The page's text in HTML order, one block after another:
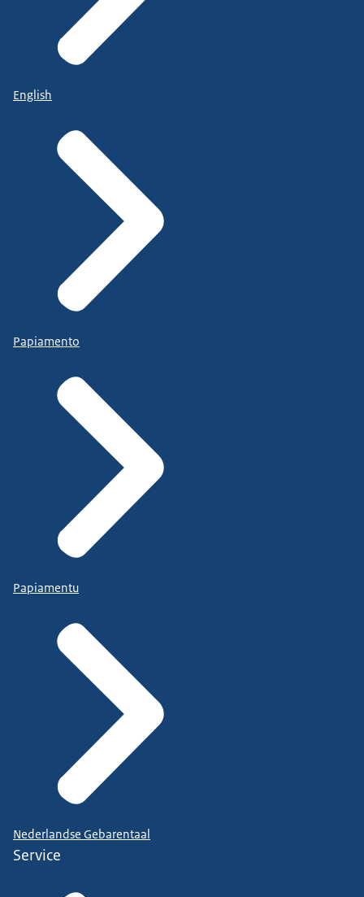
English
Papiamento
Papiamentu
Nederlandse Gebarentaal
Service